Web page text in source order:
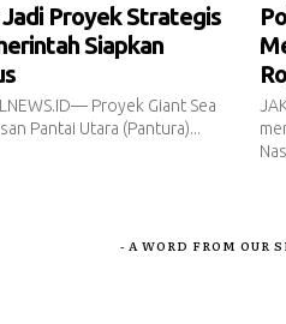
Jadi Proyek Strategis
Siapkan
Proyek Giant Sea
Pantai Utara (Pantura)...
- A WORD FROM OUR